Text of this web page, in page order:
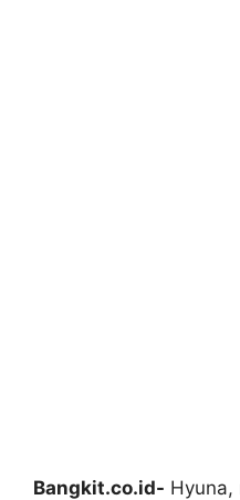
Bangkit.co.id- Hyuna,